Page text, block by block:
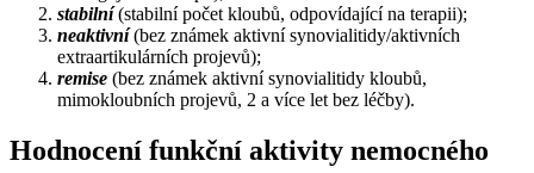
stabilní(stabilní počet kloubů, odpovídající na terapii);
neaktivní(bez známek aktivní synovialitidy/aktivních
extraartikulárních projevů);
remise (bez známek aktivní synovialitidy kloubů,
mimokloubních projevů, 2 a více let bez léčby).
Hodnocení funkční aktivity nemocného